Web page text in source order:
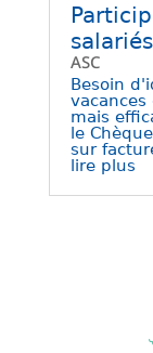
ASC
Besoin
mais
le
sur
lire plus